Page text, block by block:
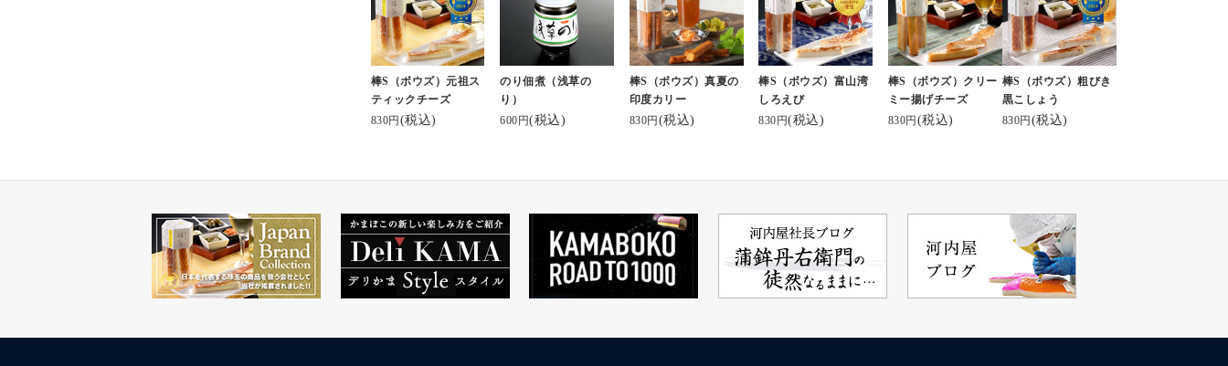
棒S（ボウズ）元祖ス
ティックチーズ
830円 (税込)
のり佃煮（浅草の
り）
600円(税込)
棒S（ボウズ）真夏の
印度カリー
830円 (税込)
棒S（ボウズ）富山湾
しろえび
830円(税込)
棒S（ボウズ）クリー
ミー揚げチーズ
830円 (税込)
棒S（ボウズ）粗びき
黒こしょう
830円 (税込)